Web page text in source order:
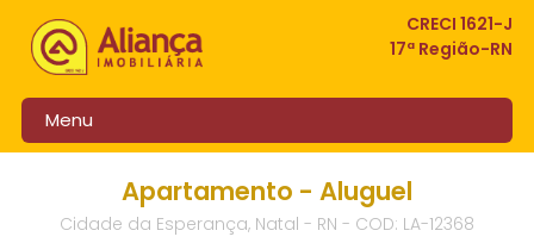
CRECI 1621-J
17ª Região-RN
Menu
Apartamento - Aluguel
Cidade da Esperança, Natal - RN - COD: LA-12368